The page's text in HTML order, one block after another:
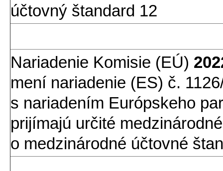
účtovný štandard 12
Nariadenie Komisie (EÚ)
mení nariadenie (ES) č.
s nariadením Európskeho
prijímajú určité
o medzinárodné účtovné